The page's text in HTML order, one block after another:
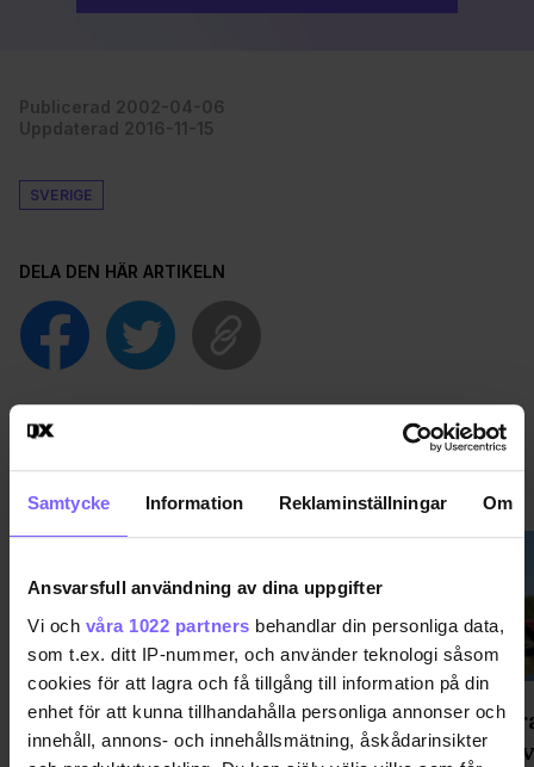
Samtycke Information Reklaminställningar Om
Ansvarsfull användning av dina uppgifter
Vi och våra 1022 partners behandlar din personliga data,
som t.ex. ditt IP-nummer, och använder teknologi såsom
cookies för att lagra och få tillgång till information på din
enhet för att kunna tillhandahålla personliga annonser och
innehåll, annons- och innehållsmätning, åskådarinsikter
Publicerad 2002-04-06
Uppdaterad 2016-11-15
SVERIGE
DELA DEN HÄR ARTIKELN
"Väckt aggressiva reaktioner" -
föreställning om pup play gästar
Ett
för att